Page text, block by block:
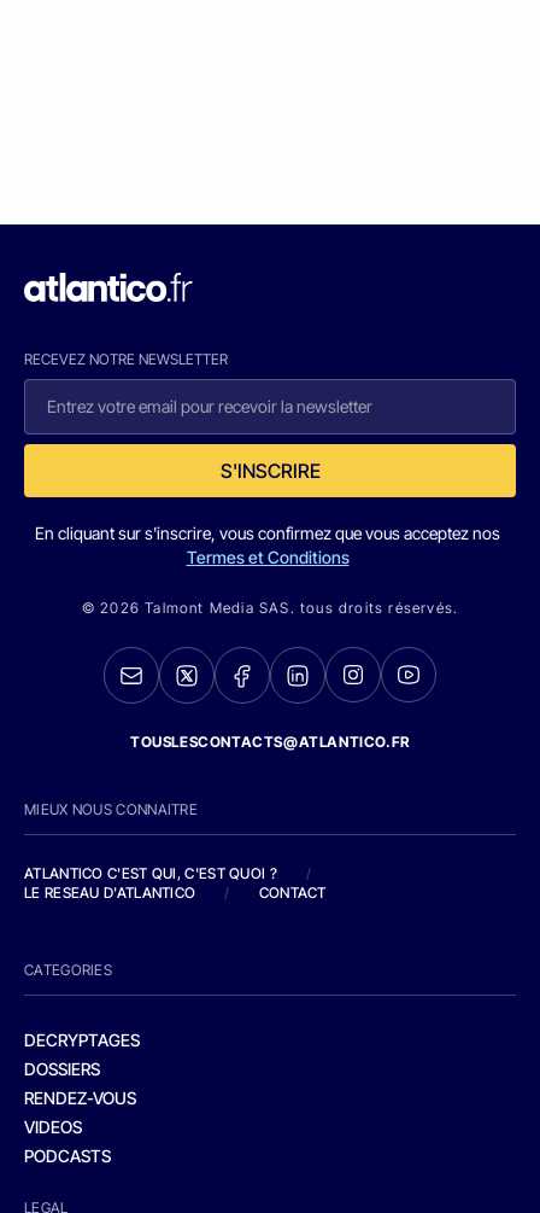
RECEVEZ NOTRE NEWSLETTER
S'INSCRIRE
En cliquant sur s'inscrire, vous confirmez que vous acceptez nos
Termes et Conditions
© 2026 Talmont Media SAS. tous droits réservés.
TOUSLESCONTACTS@ATLANTICO.FR
MIEUX NOUS CONNAITRE
ATLANTICO C'EST QUI, C'EST QUOI ?
/
LE RESEAU D'ATLANTICO
/ CONTACT
CATEGORIES
DECRYPTAGES
DOSSIERS
RENDEZ-VOUS
VIDEOS
PODCASTS
LEGAL